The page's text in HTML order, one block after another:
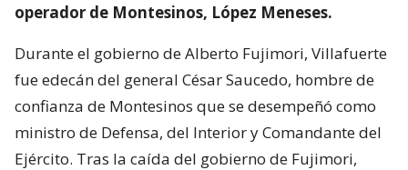
operador de Montesinos, López Meneses.
Durante el gobierno de Alberto Fujimori, Villafuerte
fue edecán del general César Saucedo, hombre de
confianza de Montesinos que se desempeñó como
ministro de Defensa, del Interior y Comandante del
Ejército. Tras la caída del gobierno de Fujimori,